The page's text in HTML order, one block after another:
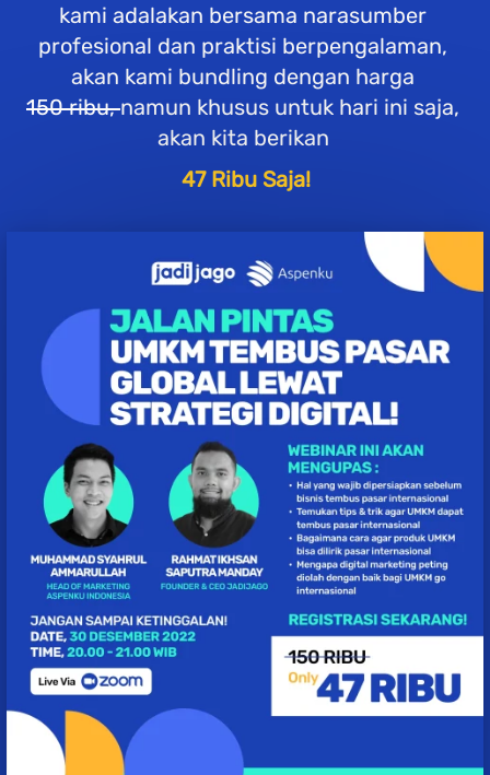
kami adalakan bersama narasumber
profesional dan praktisi berpengalaman,
akan kami bundling dengan harga
150 ribu, namun khusus untuk hari ini saja,
akan kita berikan
47 Ribu Saja!